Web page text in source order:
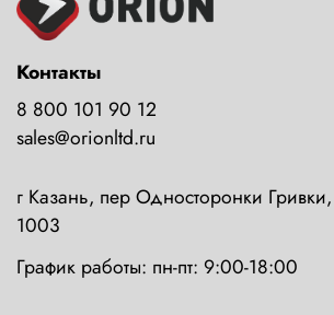
Контакты
8 800 101 90 12
sales@orionltd.ru
г Казань, пер Односторонки
1003
График работы: пн-пт: 9:00-18:00